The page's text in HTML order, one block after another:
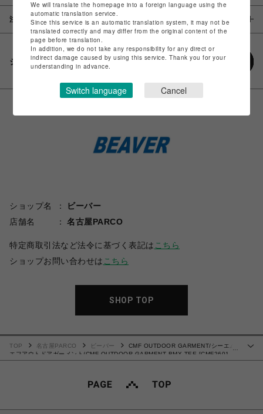
注意事項
シェアする
ショップ名
ビーバー
店舗名
名古屋PARCO
特定商取引法など法令に基づく表記は こちら
ショップお問い合わせは こちら
SHOP TOP
…
TOP 名古屋PARCO ビーバー
CMF OUTDOOR GARMENT/シーエム
エフアウトドアガーメント/CMF OUTDOOR GARMENT BMX TEE [CMF2601-
C11] メッシュTシャツ
We will translate the homepage into a foreign language using the
automatic translation service.
Since this service is an automatic translation system, it may not be
translated correctly and may differ from the original content of the
page before translation.
In addition, we do not take any responsibility for any direct or
indirect damage caused by using this service. Thank you for your
understanding in advance.
Switch language Cancel